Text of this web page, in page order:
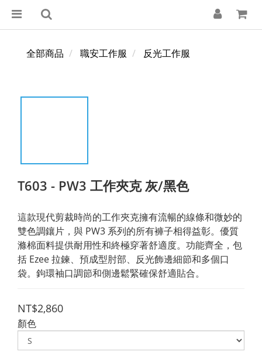
全部商品 職安工作服 反光工作服
T603 - PW3 工作夾克 灰/黑色
這款現代剪裁時尚的工作夾克擁有流暢的線條和微妙的
雙色調鑲片，與 PW3 系列的所有褲子相得益彰。優質
滌棉面料提供耐用性和終極穿著舒適度。功能齊全，包
括 Ezee 拉鍊、預成型肘部、反光飾邊細節和多個口
袋。鉤環袖口調節和側邊鬆緊確保舒適貼合。
NT$2,860
顏色